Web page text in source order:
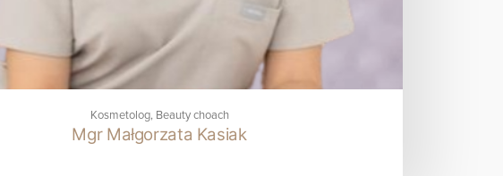
Kosmetolog, Beauty choach
Mgr Małgorzata Kasiak